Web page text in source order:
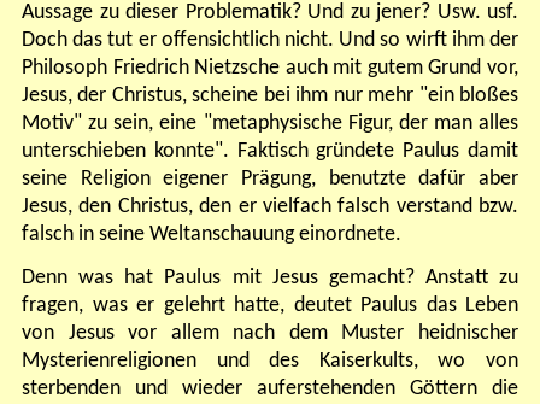
Aussage zu dieser Problematik? Und zu jener? Usw. usf.
Doch das tut er offensichtlich nicht. Und so wirft ihm der
Philosoph Friedrich Nietzsche auch mit gutem Grund vor,
Jesus, der Christus, scheine bei ihm nur mehr "ein bloßes
Motiv" zu sein, eine "metaphysische Figur, der man alles
unterschieben konnte". Faktisch gründete Paulus damit
seine Religion eigener Prägung, benutzte dafür aber
Jesus, den Christus, den er vielfach falsch verstand bzw.
falsch in seine Weltanschauung einordnete.
Denn was hat Paulus mit Jesus gemacht? Anstatt zu
fragen, was er gelehrt hatte, deutet Paulus das Leben
von Jesus vor allem nach dem Muster heidnischer
Mysterienreligionen und des Kaiserkults, wo von
sterbenden und wieder auferstehenden Göttern die